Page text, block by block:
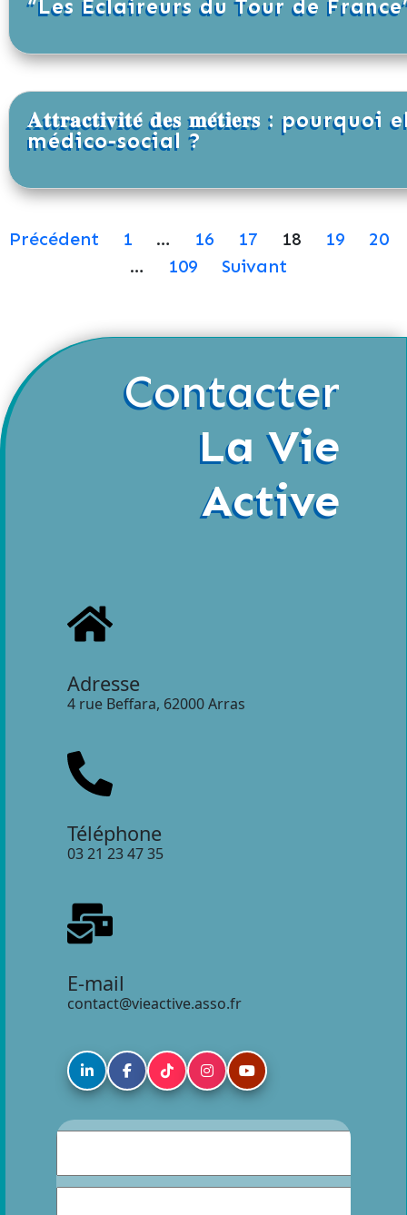
“Les Éclaireurs du Tour de
𝐀𝐭𝐭𝐫𝐚𝐜𝐭𝐢𝐯𝐢𝐭𝐞́ 𝐝𝐞𝐬 𝐦𝐞́𝐭𝐢𝐞𝐫𝐬 :
médico-social ?
Précédent 1 … 16 17 18 19
20
…
109 Suivant
Contacter
La Vie
Active
Adresse
4 rue Beffara, 62000 Arras
Téléphone
03 21 23 47 35
E-mail
contact@vieactive.asso.fr